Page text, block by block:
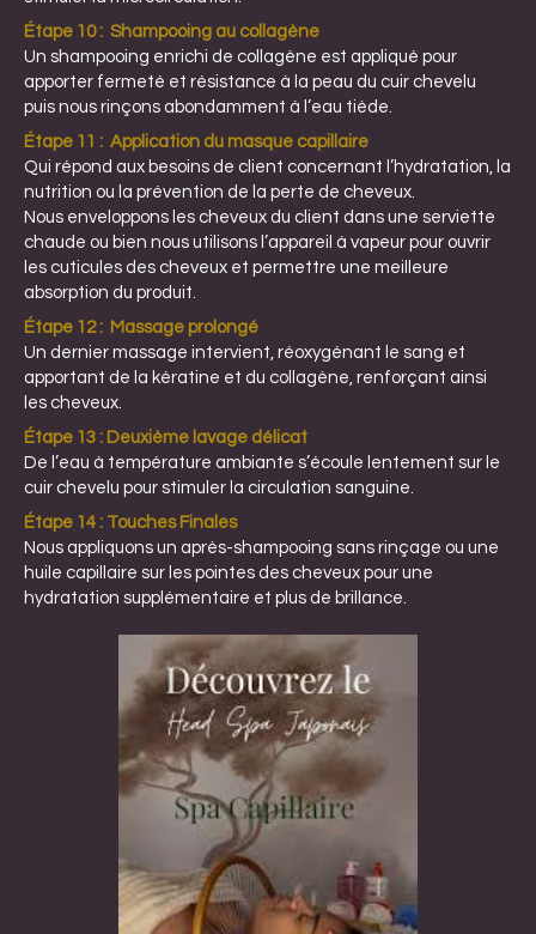
Étape 10 : Shampooing au collagène
Un shampooing enrichi de collagène est appliqué pour
apporter fermeté et résistance à la peau du cuir chevelu
puis nous rinçons abondamment à l’eau tiède.
Étape 11 : Application du masque capillaire
Qui répond aux besoins de client concernant l’hydratation, la
nutrition ou la prévention de la perte de cheveux.
Nous enveloppons les cheveux du client dans une serviette
chaude ou bien nous utilisons l’appareil à vapeur pour ouvrir
les cuticules des cheveux et permettre une meilleure
absorption du produit.
Étape 12 : Massage prolongé
Un dernier massage intervient, réoxygénant le sang et
apportant de la kératine et du collagène, renforçant ainsi
les cheveux.
Étape 13 : Deuxième lavage délicat
De l’eau à température ambiante s’écoule lentement sur le
cuir chevelu pour stimuler la circulation sanguine.
Étape 14 : Touches Finales
Nous appliquons un après-shampooing sans rinçage ou une
huile capillaire sur les pointes des cheveux pour une
hydratation supplémentaire et plus de brillance.